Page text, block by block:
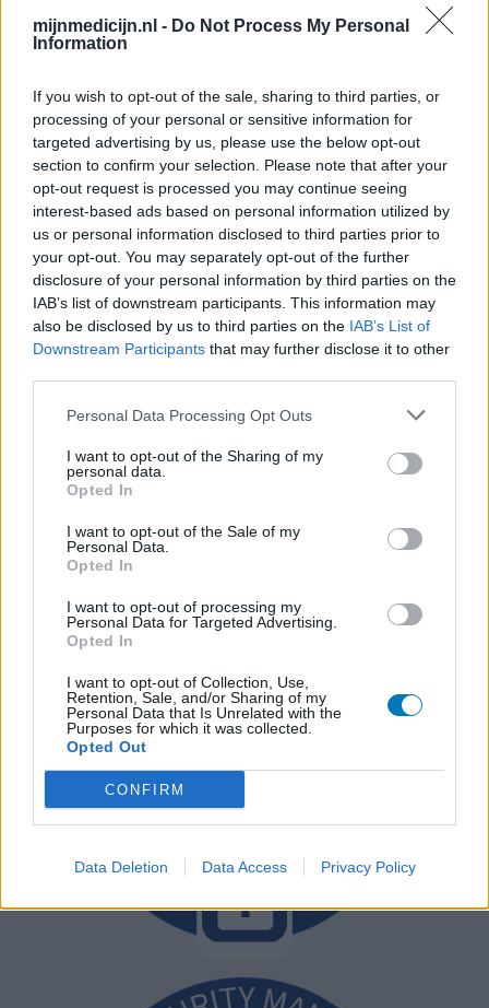
mijnmedicijn.nl - Do Not Process My Personal
Information
If you wish to opt-out of the sale, sharing to third parties, or
processing of your personal or sensitive information for
targeted advertising by us, please use the below opt-out
section to confirm your selection. Please note that after your
opt-out request is processed you may continue seeing
interest-based ads based on personal information utilized by
us or personal information disclosed to third parties prior to
your opt-out. You may separately opt-out of the further
disclosure of your personal information by third parties on the
IAB’s list of downstream participants. This information may
also be disclosed by us to third parties on the IAB’s List of
Downstream Participants that may further disclose it to other
Personal Data Processing Opt Outs
I want to opt-out of the Sharing of my
personal data.
Opted In
I want to opt-out of the Sale of my
Personal Data.
Opted In
I want to opt-out of processing my
Personal Data for Targeted Advertising.
Opted In
I want to opt-out of Collection, Use,
Retention, Sale, and/or Sharing of my
Personal Data that Is Unrelated with the
Purposes for which it was collected.
Opted Out
CONFIRM
Data Deletion Data Access Privacy Policy
Bloeddruk - calciumantagonisten
Amoxicilline / Clavulaanzuur (486)
Roaccutane (480)
Acne
Dexamfetamine (446)
ADHD - psychostimulantia
Euthyrox (436)
Schildklier - hypothyroidie (traagwerkend)
De reviews op deze pagina zijn door de gebruikers
gegenereerd en vervolgens gelezen en aangepast alvorens
geen medische kennis noodzakelijk. Op deze manier geven de
die van de eigenaar van deze website. Denk er aan dat de
ervaringen kunnen verschillen van persoon tot persoon en dat u
apotheker.